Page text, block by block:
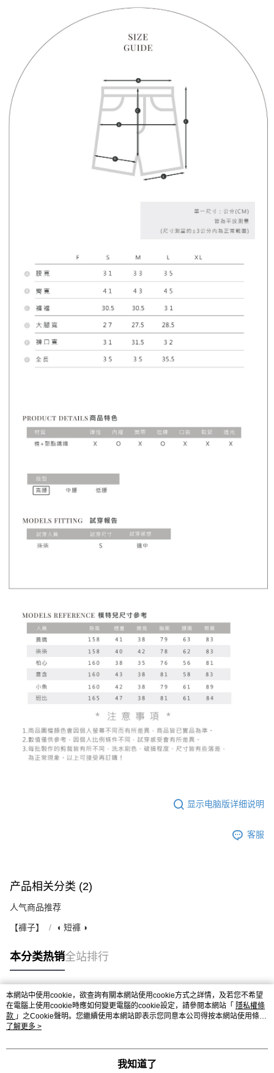
显示电脑版详细说明
客服
产品相关分类 (2)
人气商品推荐
【褲子】 ◖ 短褲 ◗
本分类热销全站排行
热门标签
本網站中使用cookie，欲查詢有關本網站使用cookie方式之詳情，及若您不希望
在電腦上使用cookie時應如何變更電腦的cookie設定，請參閱本網站「 隱私權條
款 」之Cookie聲明。您繼續使用本網站即表示您同意本公司得按本網站使用條款
之Cookie聲明使用cookie。
了解更多 >
我知道了